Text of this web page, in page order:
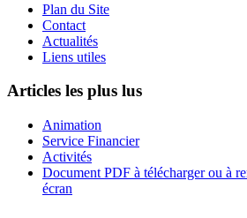
Plan du Site
Contact
Actualités
Liens utiles
Articles les plus lus
Animation
Service Financier
Activités
Document PDF à télécharger ou à
écran